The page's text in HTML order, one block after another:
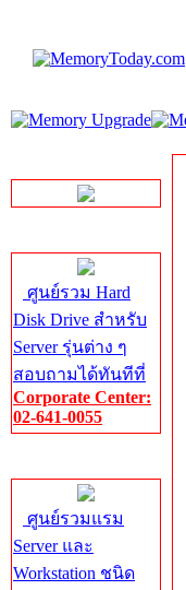
ศูนย์รวม Hard
Disk Drive สำหรับ
Server รุ่นต่าง ๆ
สอบถามได้ทันทีที่
Corporate Center:
02-641-0055
ศูนย์รวมแรม
Server และ
Workstation ชนิด